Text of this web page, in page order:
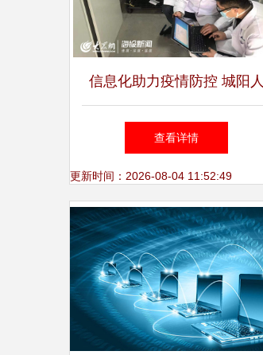
信息化助力疫情防控 城阳人
民医院网络信息科全力做好
战“疫”保障
查看详情
更新时间：2026-08-04 11:52:49